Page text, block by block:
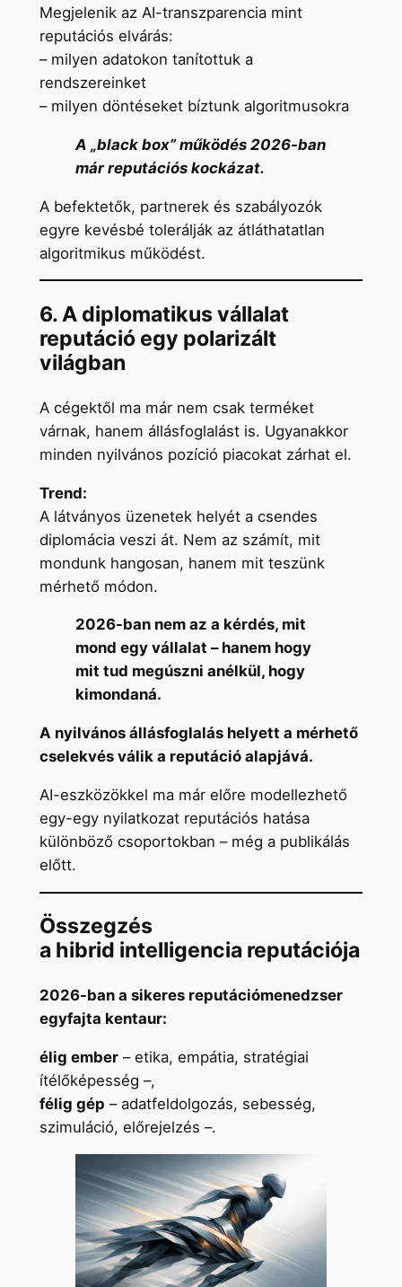
Megjelenik az AI-transzparencia mint
reputációs elvárás:
– milyen adatokon tanítottuk a
rendszereinket
– milyen döntéseket bíztunk algoritmusokra
A „black box” működés 2026-ban
már reputációs kockázat.
A befektetők, partnerek és szabályozók
egyre kevésbé tolerálják az átláthatatlan
algoritmikus működést.
6. A diplomatikus vállalat
reputáció egy polarizált
világban
A cégektől ma már nem csak terméket
várnak, hanem állásfoglalást is. Ugyanakkor
minden nyilvános pozíció piacokat zárhat el.
Trend:
A látványos üzenetek helyét a csendes
diplomácia veszi át. Nem az számít, mit
mondunk hangosan, hanem mit teszünk
mérhető módon.
2026-ban nem az a kérdés, mit
mond egy vállalat – hanem hogy
mit tud megúszni anélkül, hogy
kimondaná.
A nyilvános állásfoglalás helyett a mérhető
cselekvés válik a reputáció alapjává.
AI-eszközökkel ma már előre modellezhető
egy-egy nyilatkozat reputációs hatása
különböző csoportokban – még a publikálás
előtt.
Összegzés
a hibrid intelligencia reputációja
2026-ban a sikeres reputációmenedzser
egyfajta kentaur:
élig ember– etika, empátia, stratégiai
ítélőképesség –,
félig gép – adatfeldolgozás, sebesség,
szimuláció, előrejelzés –.